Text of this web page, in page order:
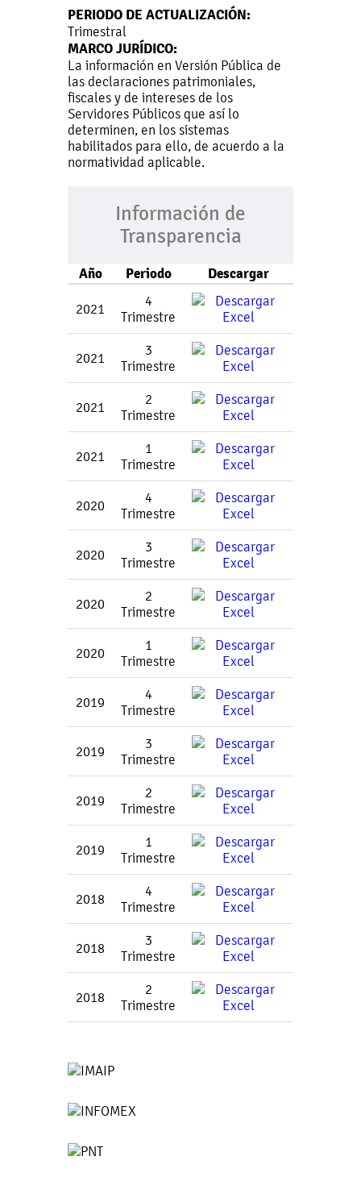
PERIODO DE ACTUALIZACIÓN:
Trimestral
MARCO JURÍDICO:
La información en Versión Pública de
las declaraciones patrimoniales,
fiscales y de intereses de los
Servidores Públicos que así lo
determinen, en los sistemas
habilitados para ello, de acuerdo a la
normatividad aplicable.
Información de
Transparencia
Año Periodo Descargar
2021
4
Trimestre
2021
3
Trimestre
2021
2
Trimestre
2021
1
Trimestre
2020
4
Trimestre
2020
3
Trimestre
2020
2
Trimestre
2020
1
Trimestre
2019
4
Trimestre
2019
3
Trimestre
2019
2
Trimestre
2019
1
Trimestre
2018
4
Trimestre
2018
3
Trimestre
2018
2
Trimestre